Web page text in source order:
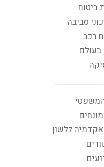
ביטוח
סביבה
רכב
בעולם
ללשון